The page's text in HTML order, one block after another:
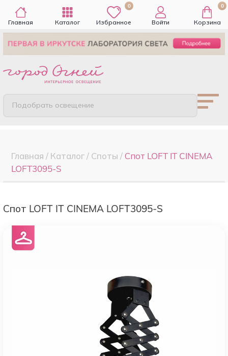
Главная Каталог
0
Избранное Войти
0
Корзина
Подобрать освещение
Главная / Каталог/ Споты /Спот LOFT IT CINEMA
LOFT3095-S
Спот LOFT IT CINEMA LOFT3095-S